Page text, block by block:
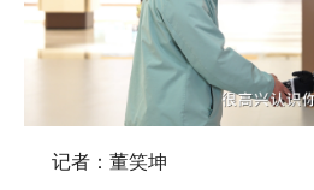
记者：董笑坤